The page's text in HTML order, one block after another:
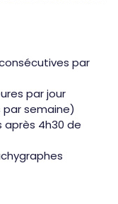
par
par jour
par semaine)
4h30 de